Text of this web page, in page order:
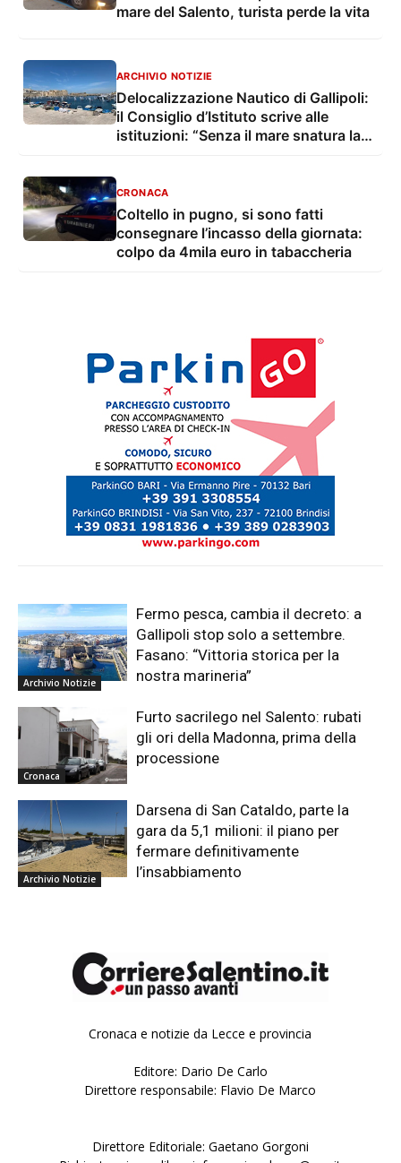
mare del Salento, turista perde la vita
ARCHIVIO NOTIZIE
Delocalizzazione Nautico di Gallipoli:
il Consiglio d’Istituto scrive alle
istituzioni: “Senza il mare snatura la
CRONACA
Coltello in pugno, si sono fatti
consegnare l’incasso della giornata:
colpo da 4mila euro in tabaccheria
Archivio Notizie
Fermo pesca, cambia il decreto: a
Gallipoli stop solo a settembre.
Fasano: “Vittoria storica per la
nostra marineria”
Cronaca
Furto sacrilego nel Salento: rubati
gli ori della Madonna, prima della
processione
Archivio Notizie
Darsena di San Cataldo, parte la
gara da 5,1 milioni: il piano per
fermare definitivamente
l’insabbiamento
Cronaca e notizie da Lecce e provincia
Editore: Dario De Carlo
Direttore responsabile: Flavio De Marco
Direttore Editoriale: Gaetano Gorgoni